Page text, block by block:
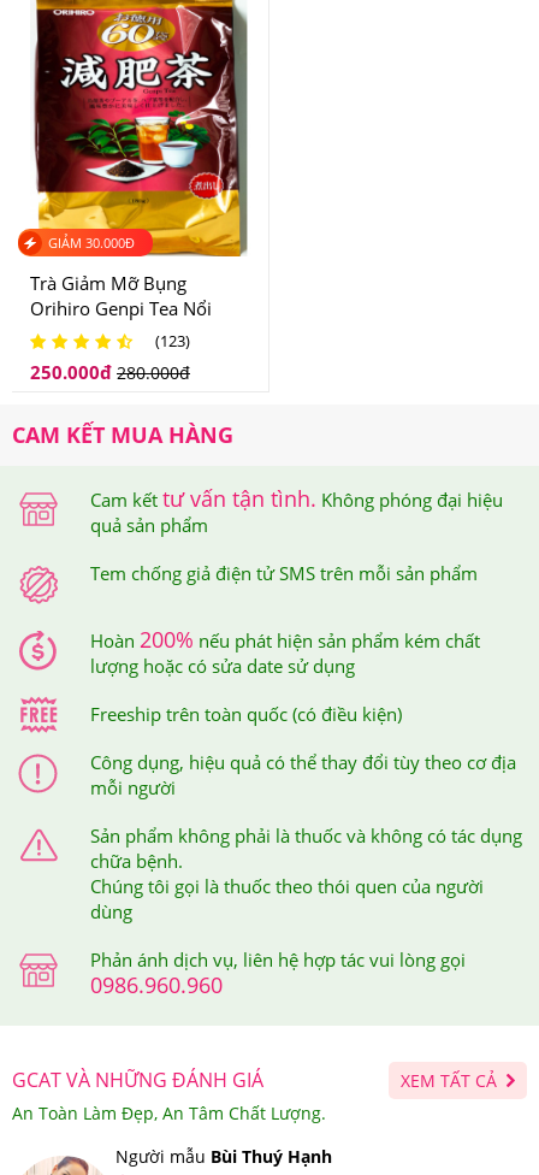
sản phẩm được sử dụng rộng rãi bởi người tiêu dùng
Việt Nam.
Trên mỗi sản phẩm tại Hệ thống Giảm Cân An Toàn đều
được dán tem chống hàng giả điện tử SMS để đảm bảo
quyền lợi của khách hàng.
sản phẩm mình đã mua, sau đó, bạn soạn tin nhắn theo
cú pháp hướng dẫn trên tem và gửi đến 7039 để được
xác thực.
Sau khi bạn đã soạn tin nhắn mã số gửi đi thì tổng đài sẽ
gửi trả về cho bạn tin nhắn xác thực sản phẩm bạn vừa
mua tại Hệ thống Giảm Cân An Toàn.
GIẢM 30.000Đ
Trà Giảm Mỡ Bụng
Orihiro Genpi Tea Nổi
Tiếng Nhật Bản(123)
250.000đ 280.000đ
CAM KẾT MUA HÀNG
Cam kết tư vấn tận tình. Không phóng đại hiệu
quả sản phẩm
Tem chống giả điện tử SMS trên mỗi sản phẩm
Hoàn 200% nếu phát hiện sản phẩm kém chất
lượng hoặc có sửa date sử dụng
Freeship trên toàn quốc (có điều kiện)
Công dụng, hiệu quả có thể thay đổi tùy theo cơ địa
mỗi người
Sản phẩm không phải là thuốc và không có tác dụng
chữa bệnh.
Chúng tôi gọi là thuốc theo thói quen của người
dùng
Phản ánh dịch vụ, liên hệ hợp tác vui lòng gọi
0986.960.960
GCAT VÀ NHỮNG ĐÁNH GIÁ
An Toàn Làm Đẹp, An Tâm Chất Lượng.
XEM TẤT CẢ
Người mẫu Bùi Thuý Hạnh